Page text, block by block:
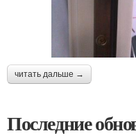
читать дальше →
Последние